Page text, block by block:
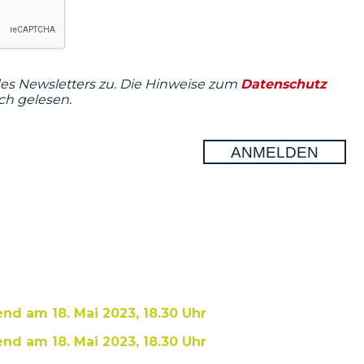
Newsletters zu. Die Hinweise zum Datenschutz
gelesen.
am 18. Mai 2023, 18.30 Uhr
am 18. Mai 2023, 18.30 Uhr